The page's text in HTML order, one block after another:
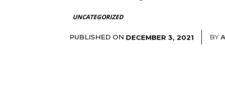
UNCATEGORIZED
PUBLISHED ON DECEMBER 3, 2021 BY